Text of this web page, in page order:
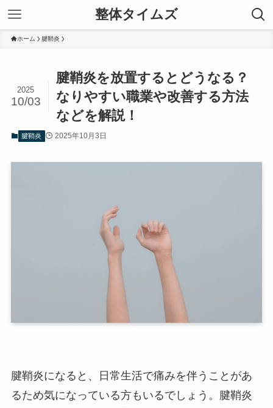
整体タイムズ
ホーム 腱鞘炎
腱鞘炎を放置するとどうなる？
なりやすい職業や改善する方法
などを解説！
2025
10/03
腱鞘炎 2025年10月3日
腱鞘炎になると、日常生活で痛みを伴うことがあ
るため気になっている方もいるでしょう。腱鞘炎